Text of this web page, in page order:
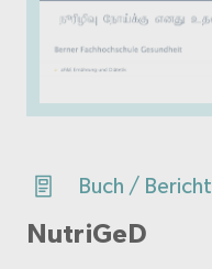
Buch / Bericht
NutriGeD